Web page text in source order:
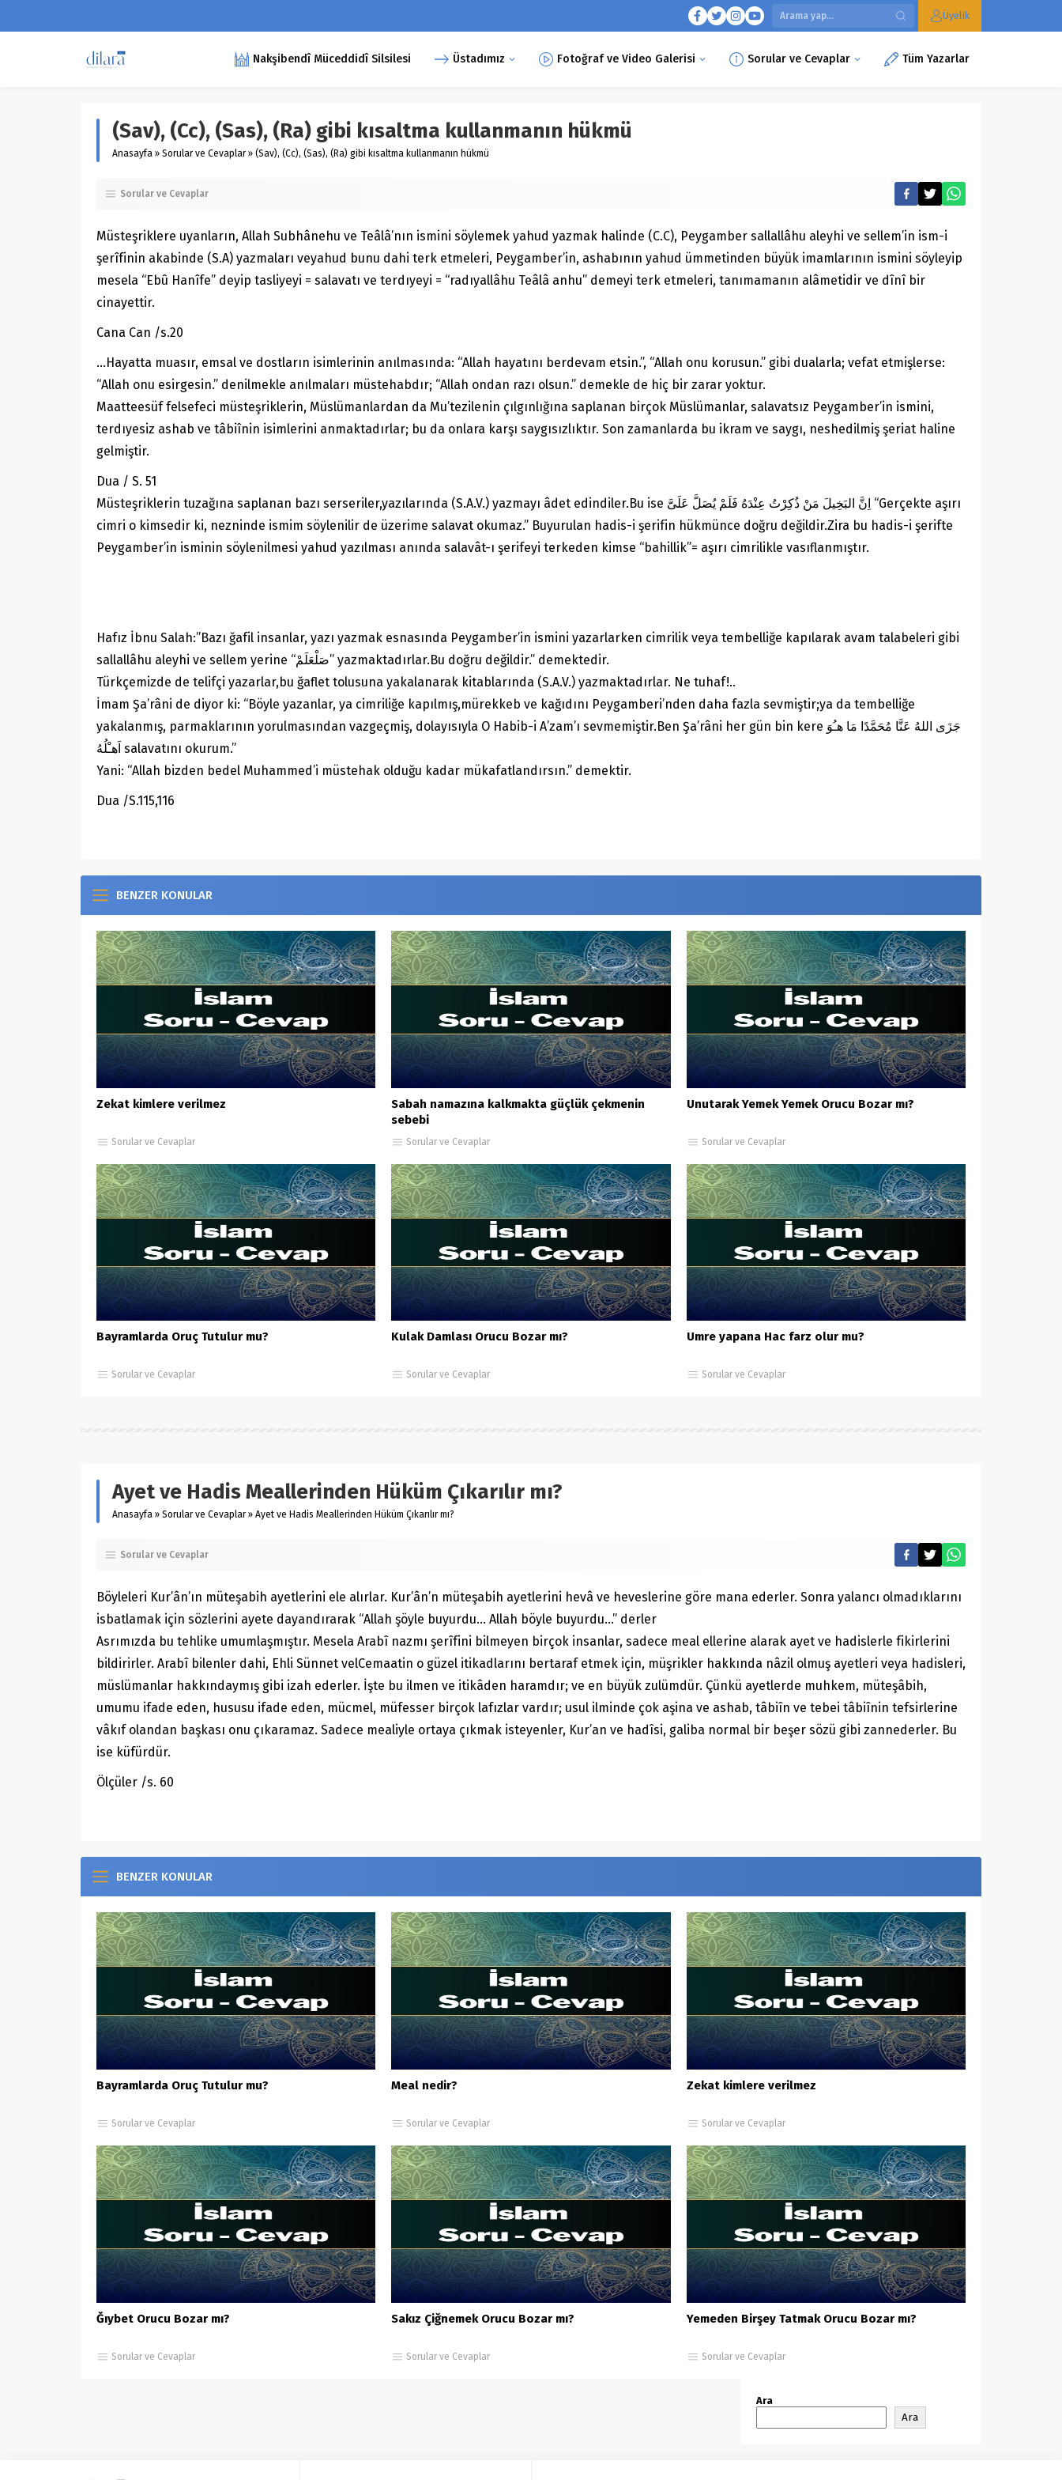
Üyelik
Nakşibendî Müceddidî Silsilesi Üstadımız Fotoğraf ve Video Galerisi Sorular ve Cevaplar Tüm Yazarlar
(Sav), (Cc), (Sas), (Ra) gibi kısaltma kullanmanın hükmü
Anasayfa » Sorular ve Cevaplar » (Sav), (Cc), (Sas), (Ra) gibi kısaltma kullanmanın hükmü
Sorular ve Cevaplar
Müsteşriklere uyanların, Allah Subhânehu ve Teâlâ’nın ismini söylemek yahud yazmak halinde (C.C), Peygamber sallallâhu aleyhi ve sellem’in ism-i
şerîfinin akabinde (S.A) yazmaları veyahud bunu dahi terk etmeleri, Peygamber’in, ashabının yahud ümmetinden büyük imamlarının ismini söyleyip
mesela “Ebû Hanîfe” deyip tasliyeyi = salavatı ve terdıyeyi = “radıyallâhu Teâlâ anhu” demeyi terk etmeleri, tanımamanın alâmetidir ve dînî bir
cinayettir.
Cana Can /s.20
…Hayatta muasır, emsal ve dostların isimlerinin anılmasında: “Allah hayatını berdevam etsin.”, “Allah onu korusun.” gibi dualarla; vefat etmişlerse:
“Allah onu esirgesin.” denilmekle anılmaları müstehabdır; “Allah ondan razı olsun.” demekle de hiç bir zarar yoktur.
Maatteesüf felsefeci müsteşriklerin, Müslümanlardan da Mu’tezilenin çılgınlığına saplanan birçok Müslümanlar, salavatsız Peygamber’in ismini,
terdıyesiz ashab ve tâbiînin isimlerini anmaktadırlar; bu da onlara karşı saygısızlıktır. Son zamanlarda bu ikram ve saygı, neshedilmiş şeriat haline
gelmiştir.
Dua / S. 51
Müsteşriklerin tuzağına saplanan bazı serseriler,yazılarında (S.A.V.) yazmayı âdet edindiler.Bu ise اِنَّ البَخِيلَ مَنْ ذُكِرْتُ عِنْدَهُ فَلَمْ يُصَلَّ عَلَىََّ “Gerçekte aşırı
cimri o kimsedir ki, nezninde ismim söylenilir de üzerime salavat okumaz.” Buyurulan hadis-i şerifin hükmünce doğru değildir.Zira bu hadis-i şerifte
Peygamber’in isminin söylenilmesi yahud yazılması anında salavât-ı şerifeyi terkeden kimse “bahillik”= aşırı cimrilikle vasıflanmıştır.
Hafız İbnu Salah:”Bazı ğafil insanlar, yazı yazmak esnasında Peygamber’in ismini yazarlarken cimrilik veya tembelliğe kapılarak avam talabeleri gibi
sallallâhu aleyhi ve sellem yerine “صَلْعَلَمْ” yazmaktadırlar.Bu doğru değildir.” demektedir.
Türkçemizde de telifçi yazarlar,bu ğaflet tolusuna yakalanarak kitablarında (S.A.V.) yazmaktadırlar. Ne tuhaf!..
İmam Şa’râni de diyor ki: “Böyle yazanlar, ya cimriliğe kapılmış,mürekkeb ve kağıdını Peygamberi’nden daha fazla sevmiştir;ya da tembelliğe
yakalanmış, parmaklarının yorulmasından vazgeçmiş, dolayısıyla O Habib-i A’zam’ı sevmemiştir.Ben Şa’râni her gün bin kere جَزَى اللهُ عَنَّا مُحَمَّدًا مَا هـُوَ
اَهـْلُهُ salavatını okurum.”
Yani: “Allah bizden bedel Muhammed’i müstehak olduğu kadar mükafatlandırsın.” demektir.
Dua /S.115,116
BENZER KONULAR
Zekat kimlere verilmez
Sorular ve Cevaplar
Sabah namazına kalkmakta güçlük çekmenin
sebebi
Sorular ve Cevaplar
Unutarak Yemek Yemek Orucu Bozar mı?
Sorular ve Cevaplar
Bayramlarda Oruç Tutulur mu?
Sorular ve Cevaplar
Kulak Damlası Orucu Bozar mı?
Sorular ve Cevaplar
Umre yapana Hac farz olur mu?
Sorular ve Cevaplar
Ayet ve Hadis Meallerinden Hüküm Çıkarılır mı?
Anasayfa » Sorular ve Cevaplar » Ayet ve Hadis Meallerinden Hüküm Çıkarılır mı?
Sorular ve Cevaplar
Böyleleri Kur’ân’ın müteşabih ayetlerini ele alırlar. Kur’ân’n müteşabih ayetlerini hevâ ve heveslerine göre mana ederler. Sonra yalancı olmadıklarını
isbatlamak için sözlerini ayete dayandırarak “Allah şöyle buyurdu… Allah böyle buyurdu…” derler
Asrımızda bu tehlike umumlaşmıştır. Mesela Arabî nazmı şerîfini bilmeyen birçok insanlar, sadece meal ellerine alarak ayet ve hadislerle fikirlerini
bildirirler. Arabî bilenler dahi, Ehli Sünnet velCemaatin o güzel itikadlarını bertaraf etmek için, müşrikler hakkında nâzil olmuş ayetleri veya hadisleri,
müslümanlar hakkındaymış gibi izah ederler. İşte bu ilmen ve itikâden haramdır; ve en büyük zulümdür. Çünkü ayetlerde muhkem, müteşâbih,
umumu ifade eden, hususu ifade eden, mücmel, müfesser birçok lafızlar vardır; usul ilminde çok aşina ve ashab, tâbiîn ve tebei tâbiînin tefsirlerine
vâkıf olandan başkası onu çıkaramaz. Sadece mealiyle ortaya çıkmak isteyenler, Kur’an ve hadîsi, galiba normal bir beşer sözü gibi zannederler. Bu
ise küfürdür.
Ölçüler /s. 60
BENZER KONULAR
Bayramlarda Oruç Tutulur mu?
Sorular ve Cevaplar
Meal nedir?
Sorular ve Cevaplar
Zekat kimlere verilmez
Sorular ve Cevaplar
Ğıybet Orucu Bozar mı?
Sorular ve Cevaplar
Sakız Çiğnemek Orucu Bozar mı?
Sorular ve Cevaplar
Yemeden Birşey Tatmak Orucu Bozar mı?
Sorular ve Cevaplar
Ara
Ara